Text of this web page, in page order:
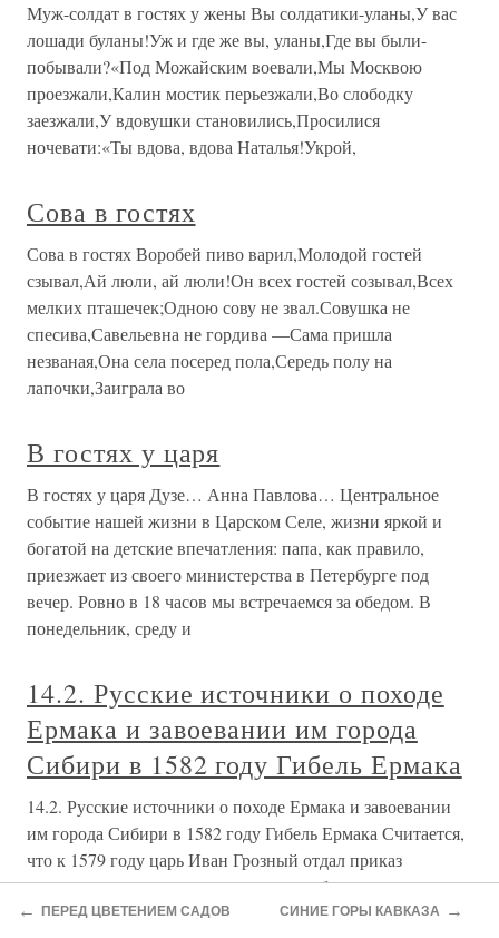
Муж-солдат в гостях у жены Вы солдатики-уланы,У вас
лошади буланы!Уж и где же вы, уланы,Где вы были-
побывали?«Под Можайским воевали,Мы Москвою
проезжали,Калин мостик перьезжали,Во слободку
заезжали,У вдовушки становились,Просилися
ночевати:«Ты вдова, вдова Наталья!Укрой,
Сова в гостях
Сова в гостях Воробей пиво варил,Молодой гостей
сзывал,Ай люли, ай люли!Он всех гостей созывал,Всех
мелких пташечек;Одною сову не звал.Совушка не
спесива,Савельевна не гордива —Сама пришла
незваная,Она села посеред пола,Середь полу на
лапочки,Заиграла во
В гостях у царя
В гостях у царя Дузе… Анна Павлова… Центральное
событие нашей жизни в Царском Селе, жизни яркой и
богатой на детские впечатления: папа, как правило,
приезжает из своего министерства в Петербурге под
вечер. Ровно в 18 часов мы встречаемся за обедом. В
понедельник, среду и
14.2. Русские источники о походе
Ермака и завоевании им города
Сибири в 1582 году Гибель Ермака
14.2. Русские источники о походе Ермака и завоевании
им города Сибири в 1582 году Гибель Ермака Считается,
что к 1579 году царь Иван Грозный отдал приказ
укротить многочисленных казаков на больших
территориях Руси, см. рис. 7.7. Наверное, речь шла о
← ПЕРЕД ЦВЕТЕНИЕМ САДОВ СИНИЕ ГОРЫ КАВКАЗА →